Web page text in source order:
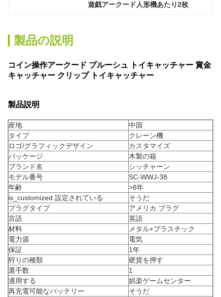
遊戯アークード人形機あたり2枚
製品の説明
コイン操作アークード プルーシュ トイキャッチャー 賞金
キャッチャー クリップ トイキャッチャー
製品説明
産地
中国
タイプ
クレーン機
ロゴ/グラフィックデザイン
カスタマイズ
パッケージ
木製の箱
ブランド名
シッチャーン
モデル番号
SC-WWJ-38
年齢
>8年
is_customized 設定されている
そうだ
プラグタイプ
アメリカ プラグ
言語
英語
材料
メタル+プラスチック
電力源
電気
保証
1年
狩りの種類
硬貨を押す
選手数
1
適用する
娯楽ゲームセンター
再充電可能なバッテリー
そうだ